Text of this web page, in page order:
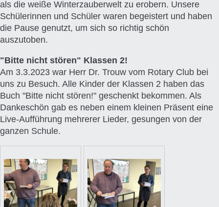
als die weiße Winterzauberwelt zu erobern. Unsere
Schülerinnen und Schüler waren begeistert und haben
die Pause genutzt, um sich so richtig schön
auszutoben.
"Bitte nicht stören" Klassen 2!
Am 3.3.2023 war Herr Dr. Trouw vom Rotary Club bei
uns zu Besuch. Alle Kinder der Klassen 2 haben das
Buch "Bitte nicht stören!" geschenkt bekommen. Als
Dankeschön gab es neben einem kleinen Präsent eine
Live-Aufführung mehrerer Lieder, gesungen von der
ganzen Schule.